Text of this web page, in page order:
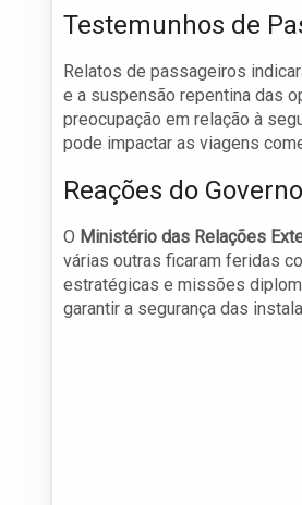
Testemunhos de
Relatos de passageiros
e a suspensão repentina das
preocupação em relação à
pode impactar as viagens
Reações do
O Ministério das Relações
várias outras ficaram feridas
estratégicas e missões
garantir a segurança das